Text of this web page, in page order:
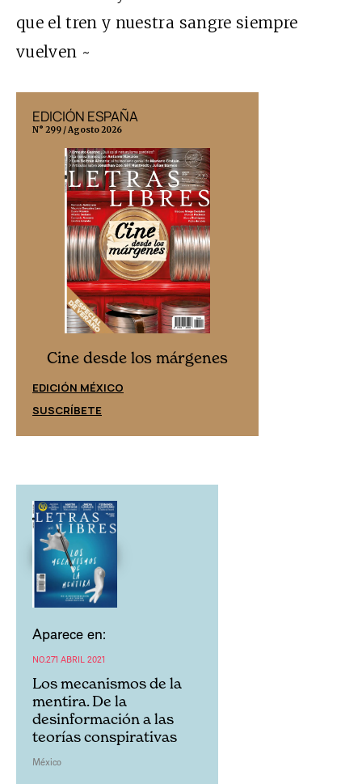
que el tren y nuestra sangre siempre
vuelven ~
EDICIÓN ESPAÑA
N° 299 / Agosto 2026
Cine desde los márgenes
EDICIÓN MÉXICO
SUSCRÍBETE
Aparece en:
NO.271 ABRIL 2021
Los mecanismos de la
mentira. De la
desinformación a las
teorías conspirativas
México